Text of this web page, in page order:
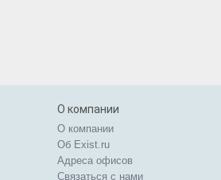
О компании
О компании
Об Exist.ru
Адреса офисов
Связаться с нами